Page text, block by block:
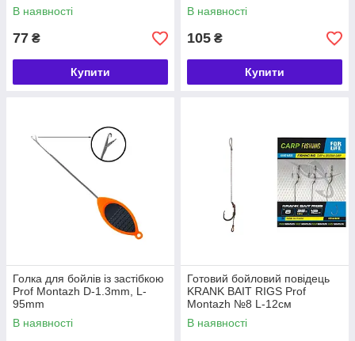
В наявності
77 ₴
Купити
В наявності
105 ₴
Купити
Голка для бойлів із застібкою
Prof Montazh D-1.3mm, L-
95mm
В наявності
Готовий бойловий повідець
KRANK BAIT RIGS Prof
Montazh №8 L-12см
В наявності